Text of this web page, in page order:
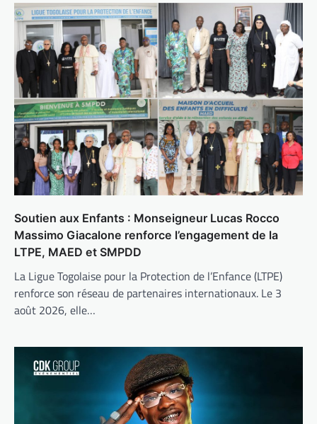
Soutien aux Enfants : Monseigneur Lucas Rocco
Massimo Giacalone renforce l’engagement de la
LTPE, MAED et SMPDD
La Ligue Togolaise pour la Protection de l’Enfance (LTPE)
renforce son réseau de partenaires internationaux. Le 3
août 2026, elle…